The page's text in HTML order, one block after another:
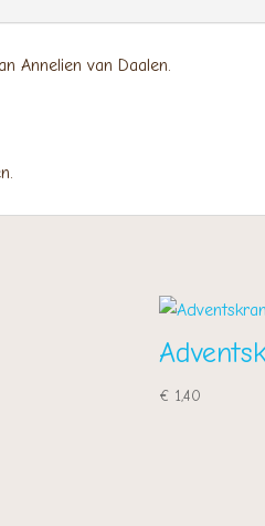
Annelien van Daalen.
€ 1,40